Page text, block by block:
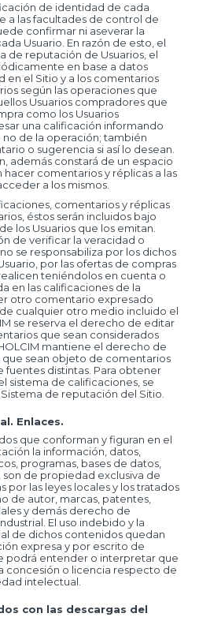
de identidad de cada
a las facultades de control de
confirmar ni aseverar la
Usuario. En razón de esto, el
de reputación de Usuarios, el
en base a datos
en el Sitio y a los comentarios
según las operaciones que
Usuarios compradores que
como los Usuarios
una calificación informando
de la operación; también
o sugerencia si así lo desean.
además constará de un espacio
hacer comentarios y réplicas a las
a los mismos.
comentarios y réplicas
éstos serán incluidos bajo
los Usuarios que los emitan.
de verificar la veracidad o
se responsabiliza por los dichos
por las ofertas de compras
teniéndolos en cuenta o
en las calificaciones de la
otro comentario expresado
cualquier otro medio incluido el
se reserva el derecho de editar
que sean considerados
mantiene el derecho de
que sean objeto de comentarios
distintas. Para obtener
sistema de calificaciones, se
de reputación del Sitio.
Enlaces.
que conforman y figuran en el
la información, datos,
programas, bases de datos,
de propiedad exclusiva de
por las leyes locales y los tratados
de autor, marcas, patentes,
y demás derecho de
El uso indebido y la
de dichos contenidos quedan
expresa y por escrito de
podrá entender o interpretar que
concesión o licencia respecto de
intelectual.
con las descargas del